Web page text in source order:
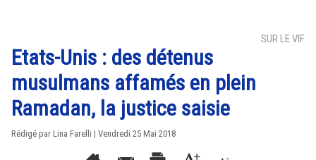
SUR LE VIF
Etats-Unis : des détenus
musulmans affamés en plein
Ramadan, la justice saisie
Rédigé par Lina Farelli | Vendredi 25 Mai 2018